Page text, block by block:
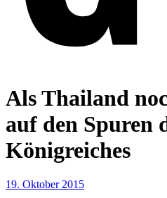
Als Thailand
auf den Spuren
Königreiches
19. Oktober 2015